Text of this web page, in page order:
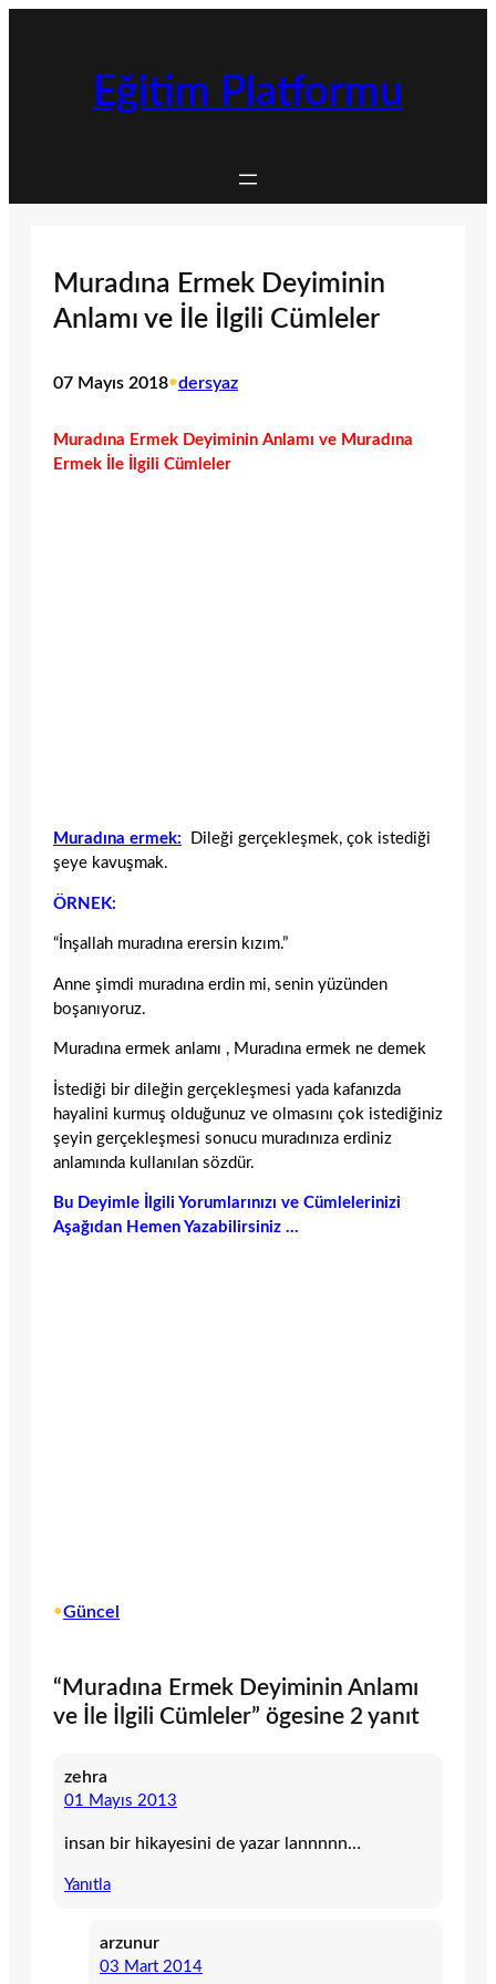
Eğitim Platformu
Muradına Ermek Deyiminin
Anlamı ve İle İlgili Cümleler
07 Mayıs 2018•dersyaz
Muradına Ermek Deyiminin Anlamı ve Muradına
Ermek İle İlgili Cümleler
Muradına ermek:
Dileği gerçekleşmek, çok istediği
şeye kavuşmak.
ÖRNEK:
“İnşallah muradına erersin kızım.”
Anne şimdi muradına erdin mi, senin yüzünden
boşanıyoruz.
Muradına ermek anlamı , Muradına ermek ne demek
İstediği bir dileğin gerçekleşmesi yada kafanızda
hayalini kurmuş olduğunuz ve olmasını çok istediğiniz
şeyin gerçekleşmesi sonucu muradınıza erdiniz
anlamında kullanılan sözdür.
Bu Deyimle İlgili Yorumlarınızı ve Cümlelerinizi
Aşağıdan Hemen Yazabilirsiniz …
•Güncel
“Muradına Ermek Deyiminin Anlamı
ve İle İlgili Cümleler” ögesine 2 yanıt
zehra
01 Mayıs 2013
insan bir hikayesini de yazar lannnnn…
Yanıtla
arzunur
03 Mart 2014